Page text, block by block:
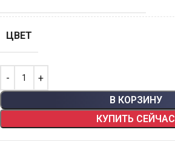
ЦВЕТ
В КОРЗИНУ
КУПИТЬ СЕЙЧАС